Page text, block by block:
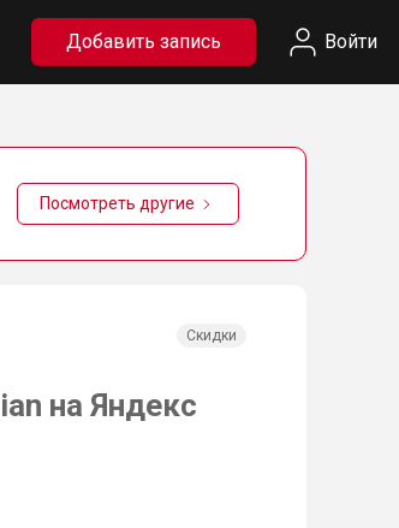
Добавить запись Войти
Посмотреть другие
Скидки
на Яндекс